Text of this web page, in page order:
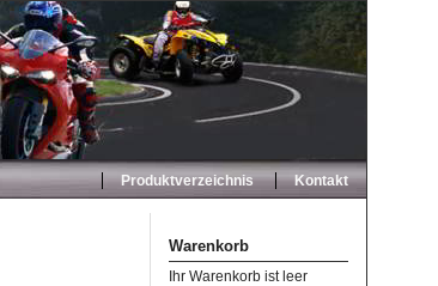
Produktverzeichnis Kontakt
Warenkorb
Ihr Warenkorb ist leer